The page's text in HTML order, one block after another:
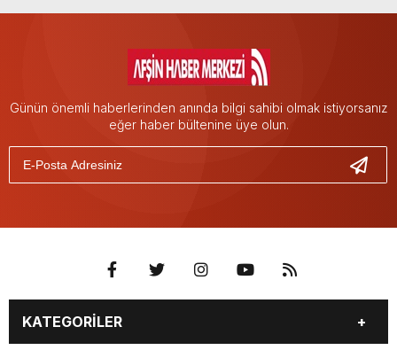
Günün önemli haberlerinden anında bilgi sahibi olmak istiyorsanız
eğer haber bültenine üye olun.
KATEGORİLER